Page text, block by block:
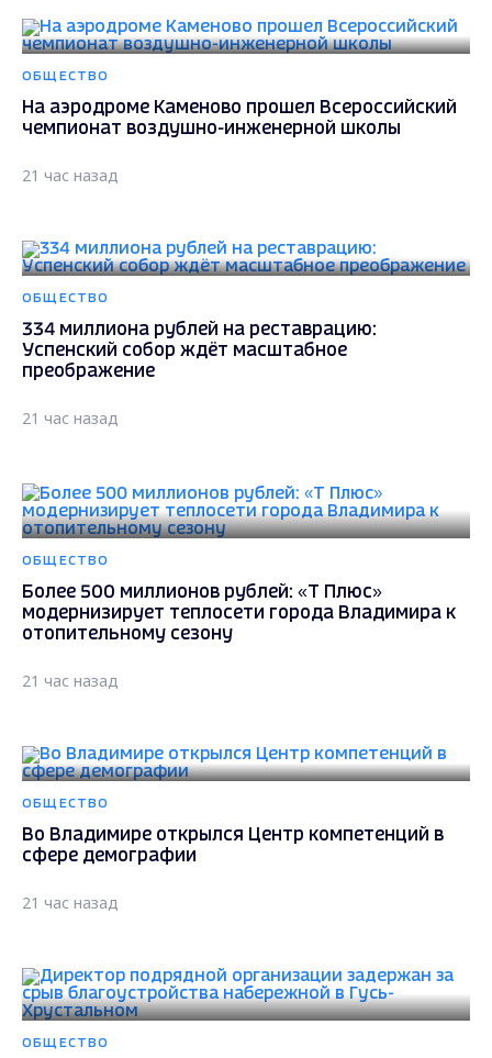
ОБЩЕСТВО
На аэродроме Каменово прошел Всероссийский
чемпионат воздушно-инженерной школы
21 час назад
ОБЩЕСТВО
334 миллиона рублей на реставрацию:
Успенский собор ждёт масштабное
преображение
21 час назад
ОБЩЕСТВО
Более 500 миллионов рублей: «Т Плюс»
модернизирует теплосети города Владимира к
отопительному сезону
21 час назад
ОБЩЕСТВО
Во Владимире открылся Центр компетенций в
сфере демографии
21 час назад
ОБЩЕСТВО